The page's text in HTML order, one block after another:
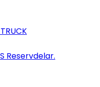
Reservdelar.